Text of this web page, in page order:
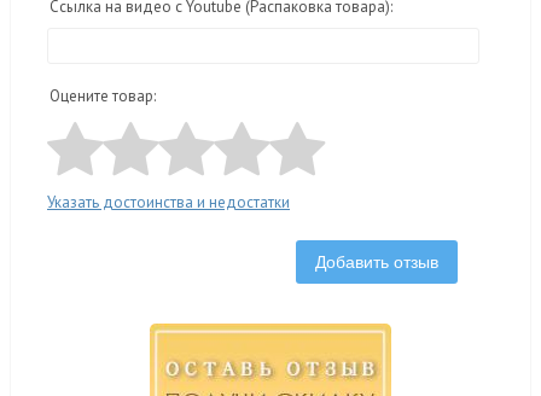
Ссылка на видео с Youtube (Распаковка товара):
Оцените товар:
Указать достоинства и недостатки
Добавить отзыв